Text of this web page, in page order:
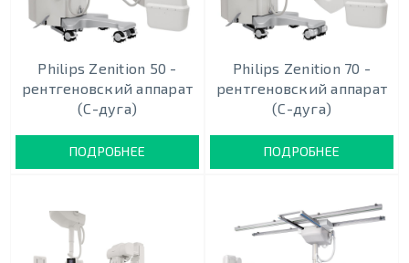
Philips Zenition 50 -
рентгеновский аппарат
(С-дуга)
ПОДРОБНЕЕ
Philips Zenition 70 -
рентгеновский аппарат
(С-дуга)
ПОДРОБНЕЕ